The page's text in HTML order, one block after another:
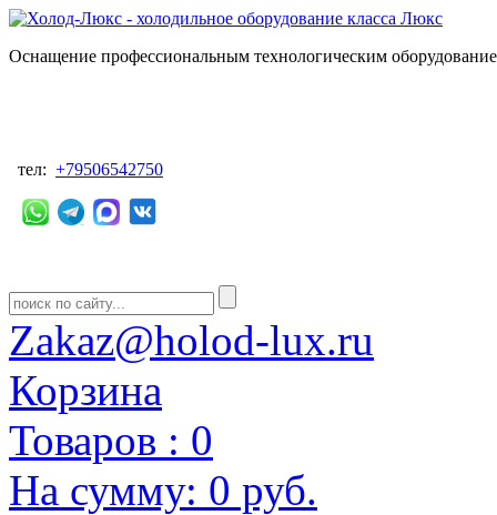
Оснащение профессиональным технологическим
тел: +79506542750
Zakaz@holod-lux.ru
Корзина
Товаров : 0
На сумму: 0 руб.